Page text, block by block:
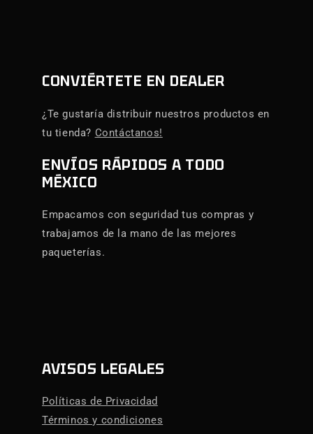
CONVIÉRTETE EN DEALER
¿Te gustaría distribuir nuestros productos en
tu tienda? Contáctanos!
ENVÍOS RÁPIDOS A TODO
MÉXICO
Empacamos con seguridad tus compras y
trabajamos de la mano de las mejores
paqueterías.
AVISOS LEGALES
Políticas de Privacidad
Términos y condiciones